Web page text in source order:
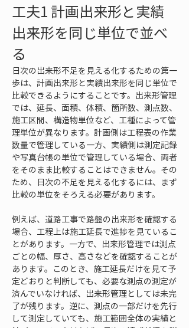
工夫1 計画出来形と実績
出来形を同じ単位で並べ
る
日次の出来形不足を見える化するための第一
歩は、計画出来形と実績出来形を同じ単位で
比較できるようにすることです。出来形管理
では、延長、面積、体積、箇所数、測点数、
施工区間、構造物単位など、工種によって管
理単位が異なります。計画側は工程表の作業
数量で管理している一方、実績側は測定記録
や写真台帳の単位で管理している場合、両者
をそのまま比較することはできません。その
ため、日次の不足を見える化するには、まず
比較の単位をそろえる必要があります。
例えば、道路工事で路盤の出来形を確認する
場合、工程上は施工延長で進捗を見ているこ
とがあります。一方で、出来形管理では測点
ごとの幅、厚さ、高さなどを確認することが
あります。このとき、施工延長だけを見て予
定どおりと判断しても、必要な測点の測定が
済んでいなければ、出来形管理としては未完
了が残ります。逆に、測点の一部だけを先行
して測定していても、施工範囲全体の実績と